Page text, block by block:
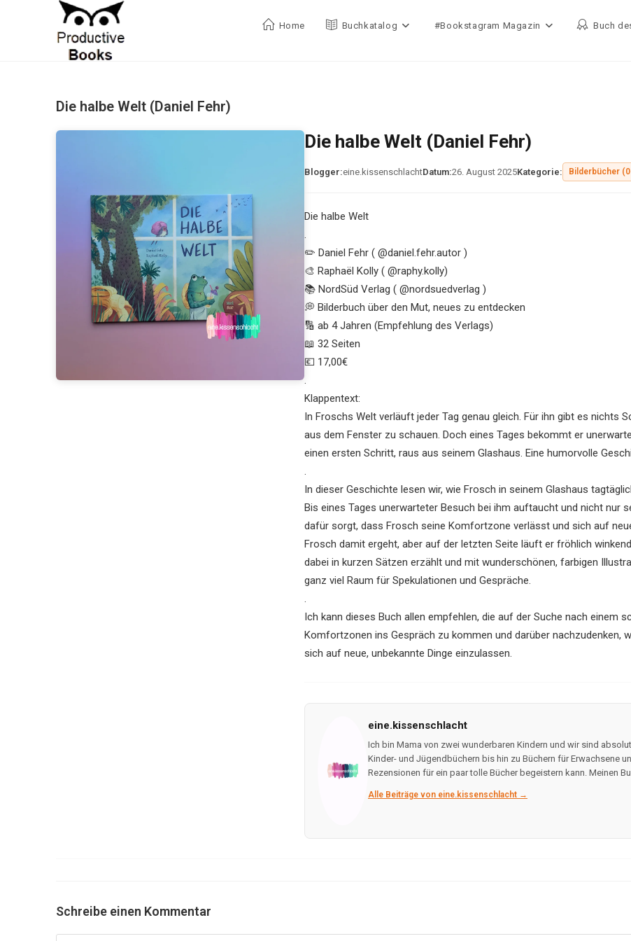
Home Buchkatalog #Bookstagram Magazin Buch
Die halbe Welt (Daniel Fehr)
Die halbe Welt (Daniel Fehr)
Blogger:eine.kissenschlachtDatum:26. August 2025Kategorie: Bilderbücher
Die halbe Welt
.
✏️ Daniel Fehr ( @daniel.fehr.autor )
🎨 Raphaël Kolly ( @raphy.kolly)
📚 NordSüd Verlag ( @nordsuedverlag )
💭 Bilderbuch über den Mut, neues zu entdecken
🔢 ab 4 Jahren (Empfehlung des Verlags)
📖 32 Seiten
💶 17,00€
.
Klappentext:
In Froschs Welt verläuft jeder Tag genau gleich. Für ihn gibt es nichts
aus dem Fenster zu schauen. Doch eines Tages bekommt er
einen ersten Schritt, raus aus seinem Glashaus. Eine humorvolle
.
In dieser Geschichte lesen wir, wie Frosch in seinem Glashaus
Bis eines Tages unerwarteter Besuch bei ihm auftaucht und nicht nur
dafür sorgt, dass Frosch seine Komfortzone verlässt und sich auf
Frosch damit ergeht, aber auf der letzten Seite läuft er fröhlich
dabei in kurzen Sätzen erzählt und mit wunderschönen, farbigen
ganz viel Raum für Spekulationen und Gespräche.
.
Ich kann dieses Buch allen empfehlen, die auf der Suche nach einem
Komfortzonen ins Gespräch zu kommen und darüber nachzudenken,
sich auf neue, unbekannte Dinge einzulassen.
eine.kissenschlacht
Ich bin Mama von zwei wunderbaren Kindern und wir sind
Kinder- und Jügendbüchern bis hin zu Büchern für Erwachsene
Rezensionen für ein paar tolle Bücher begeistern kann. Meinen
Alle Beiträge von eine.kissenschlacht →
Schreibe einen Kommentar